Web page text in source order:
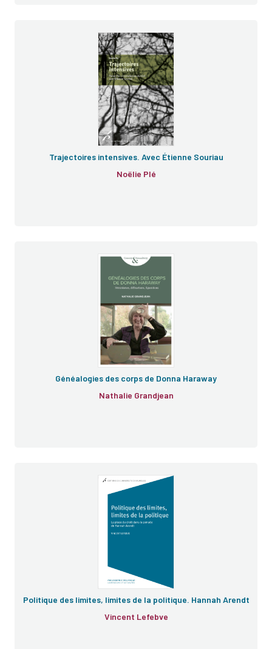
Trajectoires intensives. Avec Étienne Souriau
Noëlie Plé
Généalogies des corps de Donna Haraway
Nathalie Grandjean
Politique des limites, limites de la politique. Hannah Arendt
Vincent Lefebve